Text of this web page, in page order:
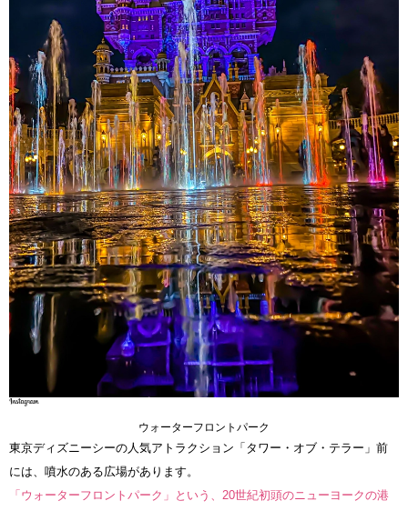
ウォーターフロントパーク
東京ディズニーシーの人気アトラクション「タワー・オブ・テラー」前
には、噴水のある広場があります。
「ウォーターフロントパーク」という、20世紀初頭のニューヨークの港